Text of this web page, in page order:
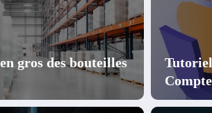
gros des bouteilles